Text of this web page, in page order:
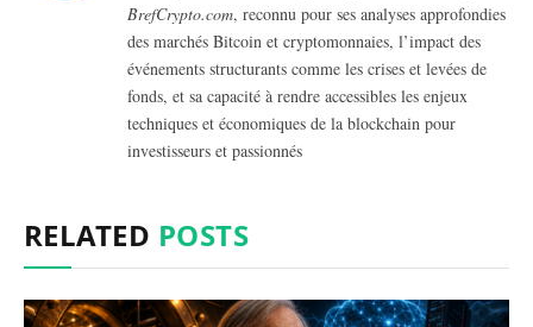
BrefCrypto.com, reconnu pour ses analyses approfondies
des marchés Bitcoin et cryptomonnaies, l’impact des
événements structurants comme les crises et levées de
fonds, et sa capacité à rendre accessibles les enjeux
techniques et économiques de la blockchain pour
investisseurs et passionnés
RELATED POSTS